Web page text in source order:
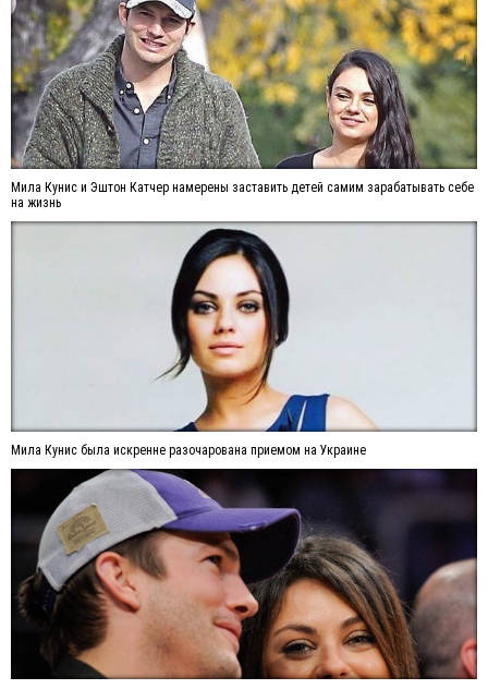
Мила Кунис и Эштон Катчер намерены заставить детей самим зарабатывать себе
на жизнь
Мила Кунис была искренне разочарована приемом на Украине